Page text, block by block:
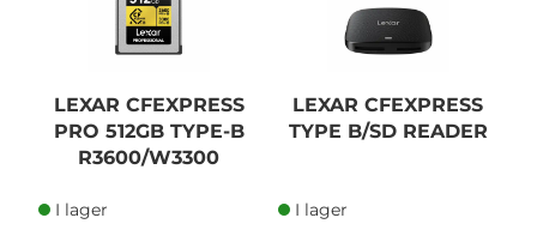
LEXAR CFEXPRESS
PRO 512GB TYPE-B
R3600/W3300
I lager
LEXAR CFEXPRESS
TYPE B/SD READER
I lager